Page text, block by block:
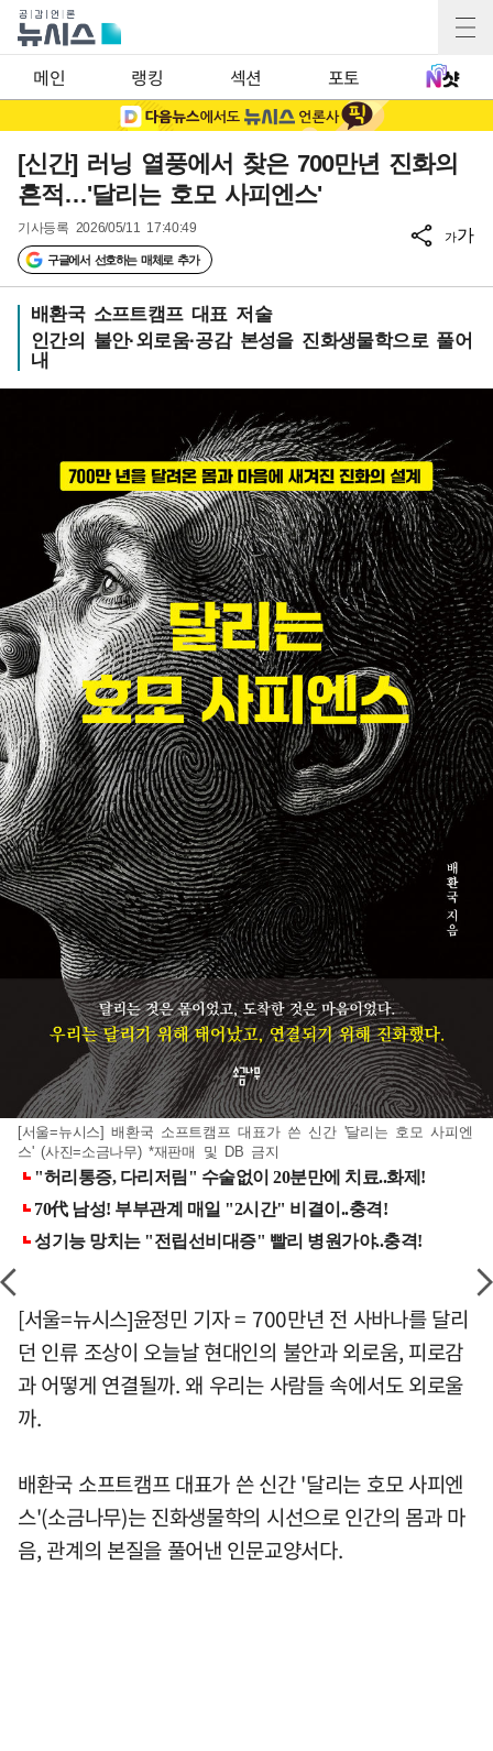
메인 랭킹 섹션 포토
[신간] 러닝 열풍에서 찾은 700만년 진화의
흔적…'달리는 호모 사피엔스'
기사등록 2026/05/11 17:40:49
구글에서 선호하는 매체로 추가
가가
배환국 소프트캠프 대표 저술
인간의 불안·외로움·공감 본성을 진화생물학으로 풀어
내
[서울=뉴시스] 배환국 소프트캠프 대표가 쓴 신간 '달리는 호모 사피엔
스' (사진=소금나무) *재판매 및 DB 금지
[서울=뉴시스]윤정민 기자 = 700만년 전 사바나를 달리
던 인류 조상이 오늘날 현대인의 불안과 외로움, 피로감
과 어떻게 연결될까. 왜 우리는 사람들 속에서도 외로울
까.
배환국 소프트캠프 대표가 쓴 신간 '달리는 호모 사피엔
스'(소금나무)는 진화생물학의 시선으로 인간의 몸과 마
음, 관계의 본질을 풀어낸 인문교양서다.